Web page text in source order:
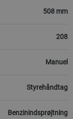
508 mm
208
Manuel
Styrehåndtag
Benzinindsprøjtning